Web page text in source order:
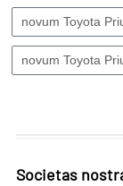
novum Toyota
novum Toyota
Societas